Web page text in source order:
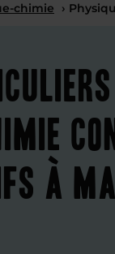
chimie ›
à